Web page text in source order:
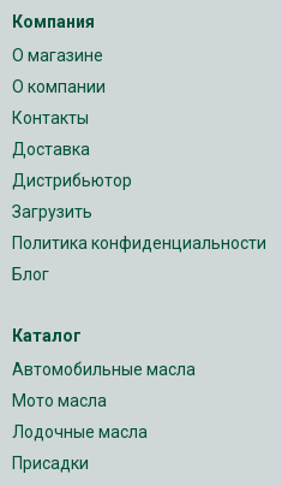
Компания
О магазине
О компании
Контакты
Доставка
Дистрибьютор
Загрузить
Политика конфиденциальности
Блог
Каталог
Автомобильные масла
Мото масла
Лодочные масла
Присадки